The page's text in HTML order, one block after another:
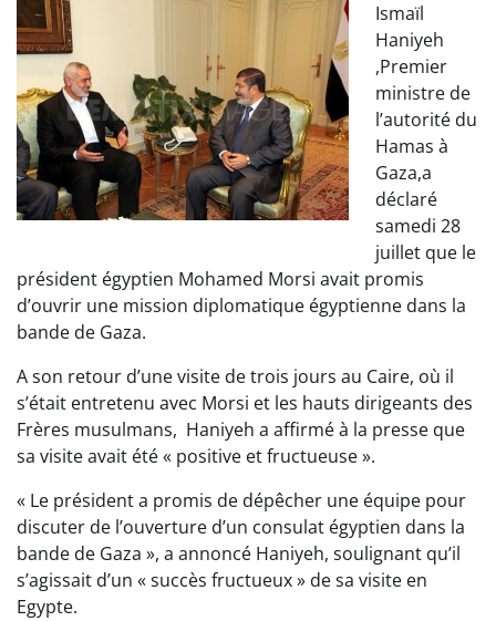
Ismaïl
Haniyeh
,Premier
ministre de
l’autorité du
Hamas à
Gaza,a
déclaré
samedi 28
juillet que le
président égyptien Mohamed Morsi avait promis
d’ouvrir une mission diplomatique égyptienne dans la
bande de Gaza.
A son retour d’une visite de trois jours au Caire, où il
s’était entretenu avec Morsi et les hauts dirigeants des
Frères musulmans, Haniyeh a affirmé à la presse que
sa visite avait été « positive et fructueuse ».
« Le président a promis de dépêcher une équipe pour
discuter de l’ouverture d’un consulat égyptien dans la
bande de Gaza », a annoncé Haniyeh, soulignant qu’il
s’agissait d’un « succès fructueux » de sa visite en
Egypte.